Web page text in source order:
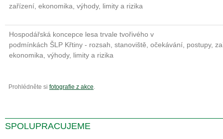
zařízení, ekonomika, výhody, limity a rizika
Hospodářská koncepce lesa trvale tvořivého v
podmínkách ŠLP Křtiny - rozsah, stanoviště, očekávání, postupy,
ekonomika, výhody, limity a rizika
Prohlédněte si fotografie z akce.
SPOLUPRACUJEME